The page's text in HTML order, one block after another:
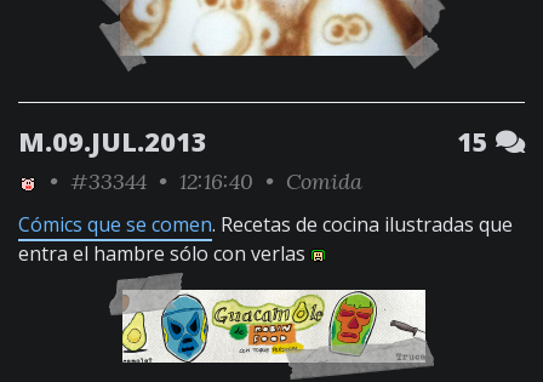
M.09.JUL.2013 15
• #33344 • 12:16:40 • Comida
Cómics que se comen. Recetas de cocina ilustradas que
entra el hambre sólo con verlas